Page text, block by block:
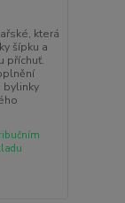
která
šípku a
příchuť.
bylinky